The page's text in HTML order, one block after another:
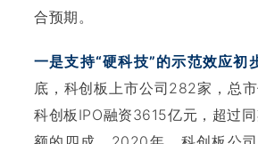
合预期。
一是支持“硬科技”的示范效应初
底，科创板上市公司282家，总市
科创板IPO融资3615亿元，超过